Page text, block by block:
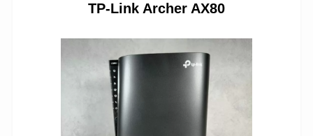
TP-Link Archer AX80